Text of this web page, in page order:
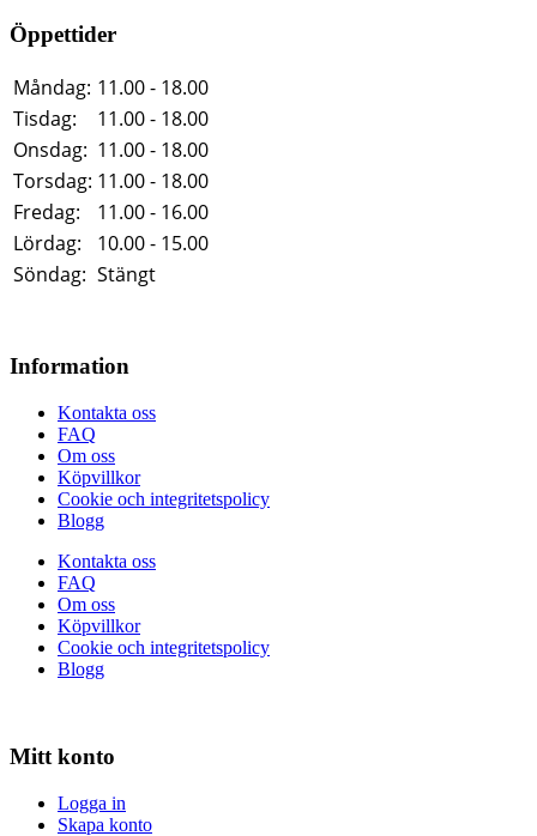
Öppettider
Måndag: 11.00 - 18.00
Tisdag:
11.00 - 18.00
Onsdag: 11.00 - 18.00
Torsdag: 11.00 - 18.00
Fredag:
11.00 - 16.00
Lördag:
10.00 - 15.00
Söndag: Stängt
Information
Kontakta oss
FAQ
Om oss
Köpvillkor
Cookie och integritetspolicy
Blogg
Kontakta oss
FAQ
Om oss
Köpvillkor
Cookie och integritetspolicy
Blogg
Mitt konto
Logga in
Skapa konto